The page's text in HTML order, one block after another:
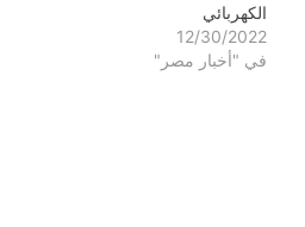
الكهربائي
12/30/2022
في "أخبار مصر"